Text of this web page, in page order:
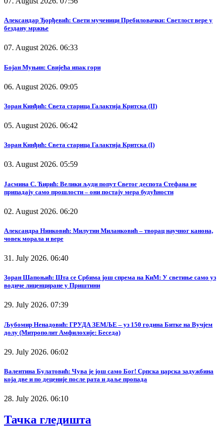
Александар Ђорђевић: Свети мученици Пребиловачки: Светлост вере у
бездану мржње
07. August 2026. 06:33
Бојан Муњин: Свијећа ипак гори
06. August 2026. 09:05
Зоран Кинђић: Света старица Галактија Критска (II)
05. August 2026. 06:42
Зоран Кинђић: Света старица Галактија Критска (I)
03. August 2026. 05:59
Јасмина С. Ћирић: Велики људи попут Светог деспота Стефана не
припадају само прошлости – они постају мера будућности
02. August 2026. 06:20
Александра Нинковић: Милутин Миланковић – творац научног канона,
човек морала и вере
31. July 2026. 06:40
Зоран Шапоњић: Шта се Србима још спрема на КиМ: У светиње само уз
водиче лиценциране у Приштини
29. July 2026. 07:39
Љубомир Ненадовић: ГРУДА ЗЕМЉЕ – уз 150 година Битке на Вучјем
долу (Митрополит Амфилохије: Беседа)
29. July 2026. 06:02
Валентина Булатовић: Чува је још само Бог! Српска царска задужбина
која две и по деценије после рата и даље пропада
28. July 2026. 06:10
Тачка гледишта